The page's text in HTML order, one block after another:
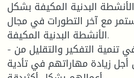
البدنية المكيفة بشكل
مع آخر التطورات في مجال
الأنشطة البدنية المكيفة.
- الاعتماد على المجال العلمي في تنمية التفكير والتقليل من
زيادة مهاراتهم في تأدية